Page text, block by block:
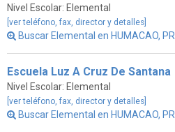
Nivel Escolar: Elemental
[ver teléfono, fax, director y detalles]
Buscar Elemental en HUMACAO, PR
Escuela Luz A Cruz De Santana
Nivel Escolar: Elemental
[ver teléfono, fax, director y detalles]
Buscar Elemental en HUMACAO, PR